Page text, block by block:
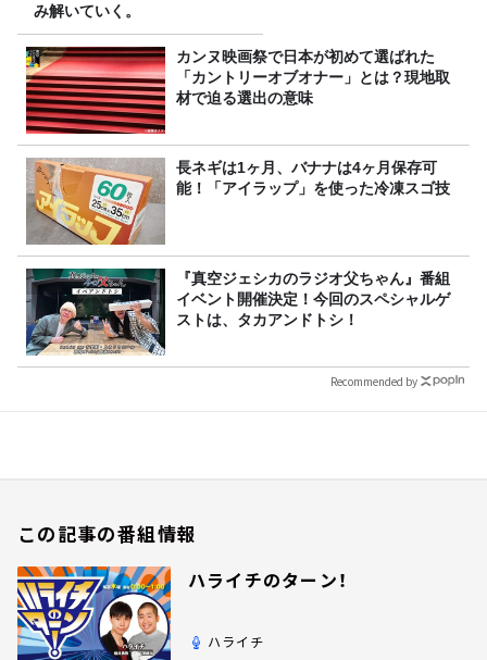
み解いていく。
カンヌ映画祭で日本が初めて選ばれた
「カントリーオブオナー」とは？現地取
材で迫る選出の意味
長ネギは1ヶ月、バナナは4ヶ月保存可
能！「アイラップ」を使った冷凍スゴ技
『真空ジェシカのラジオ父ちゃん』番組
イベント開催決定！今回のスペシャルゲ
ストは、タカアンドトシ！
Recommended by
この記事の番組情報
ハライチのターン！
ハライチ